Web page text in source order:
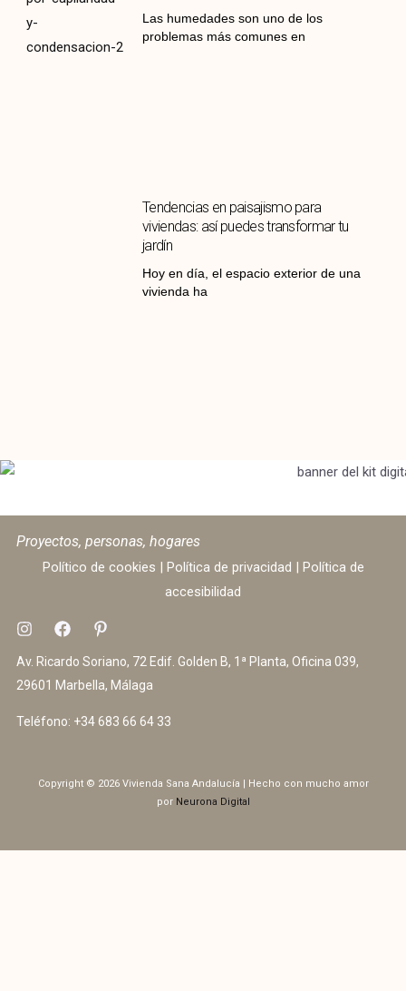
Las humedades son uno de los
problemas más comunes en
Tendencias en paisajismo para
viviendas: así puedes transformar tu
jardín
Hoy en día, el espacio exterior de una
vivienda ha
Proyectos, personas, hogares
Político de cookies | Política de privacidad | Política de
accesibilidad
Av. Ricardo Soriano, 72 Edif. Golden B, 1ª Planta, Oficina 039,
29601 Marbella, Málaga
Teléfono: +34 683 66 64 33
Copyright © 2026 Vivienda Sana Andalucía | Hecho con mucho amor
por Neurona Digital